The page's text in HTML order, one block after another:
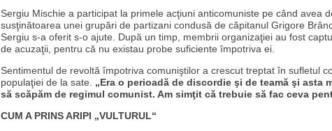
Sergiu Mischie a participat la primele acţiuni anticomuniste pe când avea
susţinătoarea unei grupări de partizani condusă de căpitanul Grigore
Sergiu s-a oferit s-o ajute. După un timp, membrii organizaţiei au fost
de acuzaţii, pentru că nu existau probe suficiente împotriva ei.
Sentimentul de revoltă împotriva comuniştilor a crescut treptat în sufletul
populaţiei de la sate. „Era o perioadă de discordie şi de teamă şi asta
să scăpăm de regimul comunist. Am simţit că trebuie să fac ceva
CUM A PRINS ARIPI „VULTURUL“